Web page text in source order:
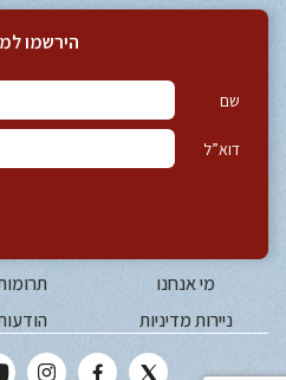
הירשמו
שם
דוא”ל
מי אנחנו
ניירות מדיניות